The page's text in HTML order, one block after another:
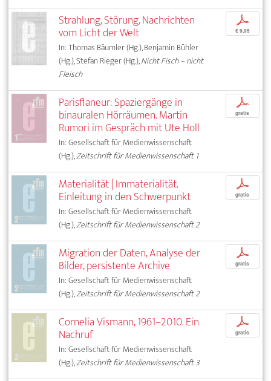
Strahlung, Störung, Nachrichten
vom Licht der Welt
In: Thomas Bäumler (Hg.), Benjamin Bühler
(Hg.), Stefan Rieger (Hg.),Nicht Fisch – nicht
Fleisch
p
€ 9,95
Parisflaneur: Spaziergänge in
binauralen Hörräumen. Martin
Rumori im Gespräch mit Ute Holl
In: Gesellschaft für Medienwissenschaft
(Hg.),Zeitschrift für Medienwissenschaft 1
p
gratis
Materialität | Immaterialität.
Einleitung in den Schwerpunkt
In: Gesellschaft für Medienwissenschaft
(Hg.),Zeitschrift für Medienwissenschaft 2
p
gratis
Migration der Daten, Analyse der
Bilder, persistente Archive
In: Gesellschaft für Medienwissenschaft
(Hg.),Zeitschrift für Medienwissenschaft 2
p
gratis
Cornelia Vismann, 1961–2010. Ein
Nachruf
In: Gesellschaft für Medienwissenschaft
(Hg.),Zeitschrift für Medienwissenschaft 3
p
gratis